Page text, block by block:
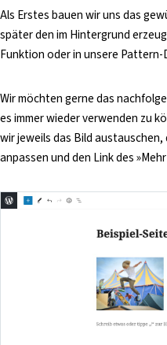
Als Erstes bauen wir uns das
später den im Hintergrund
Funktion oder in unsere Pattern-
Wir möchten gerne das
es immer wieder verwenden zu
wir jeweils das Bild
anpassen und den Link des